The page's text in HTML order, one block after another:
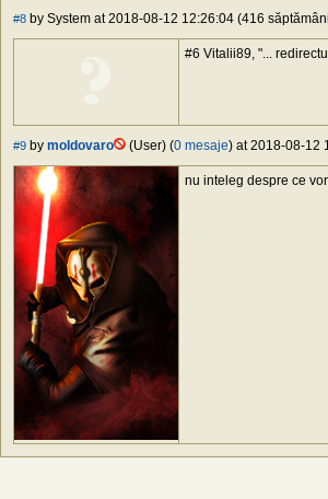
#8 by System at 2018-08-12 12:26:04 (416
#6 Vitalii89, "...
#9 by moldovaro (User) (0 mesaje) at 2018-08-12
nu inteleg despre ce